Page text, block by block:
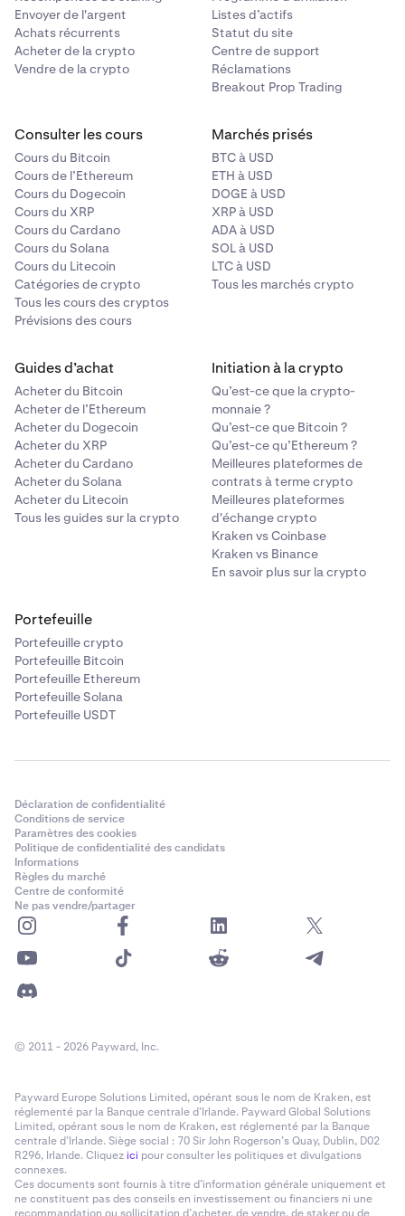
Vous ne pouvez pas obtenir de dommages-intérêts
punitifs, accessoires, consécutifs, spéciaux ou
multipliés, ni de pertes de profits.
renoncez irrévocablement à tout droit de demander
une injonction ou une réparation équitable.
Rien dans cette Section ne limite ou n'exclut toute
responsabilité qui ne peut être légalement limitée ou
exclue en vertu de la loi applicable.
Envoyer de l'argent
Achats récurrents
Acheter de la crypto
Vendre de la crypto
Listes d’actifs
Statut du site
Centre de support
Réclamations
Breakout Prop Trading
Consulter les cours
Cours du Bitcoin
Cours de l’Ethereum
Cours du Dogecoin
Cours du XRP
Cours du Cardano
Cours du Solana
Cours du Litecoin
Catégories de crypto
Tous les cours des cryptos
Prévisions des cours
Marchés prisés
BTC à USD
ETH à USD
DOGE à USD
XRP à USD
ADA à USD
SOL à USD
LTC à USD
Tous les marchés crypto
Guides d’achat
Acheter du Bitcoin
Acheter de l’Ethereum
Acheter du Dogecoin
Acheter du XRP
Acheter du Cardano
Acheter du Solana
Acheter du Litecoin
Tous les guides sur la crypto
Initiation à la crypto
Qu’est-ce que la crypto-
monnaie ?
Qu’est-ce que Bitcoin ?
Qu’est-ce qu’Ethereum ?
Meilleures plateformes de
contrats à terme crypto
Meilleures plateformes
d'échange crypto
Kraken vs Coinbase
Kraken vs Binance
En savoir plus sur la crypto
Portefeuille
Portefeuille crypto
Portefeuille Bitcoin
Portefeuille Ethereum
Portefeuille Solana
Portefeuille USDT
Déclaration de confidentialité
Conditions de service
Paramètres des cookies
Politique de confidentialité des candidats
Informations
Règles du marché
Centre de conformité
Ne pas vendre/partager
© 2011 - 2026 Payward, Inc.
Payward Europe Solutions Limited, opérant sous le nom de Kraken, est
réglementé par la Banque centrale d’Irlande. Payward Global Solutions
Limited, opérant sous le nom de Kraken, est réglementé par la Banque
centrale d’Irlande. Siège social : 70 Sir John Rogerson’s Quay, Dublin, D02
R296, Irlande. Cliquezici pour consulter les politiques et divulgations
connexes.
Ces documents sont fournis à titre d’information générale uniquement et
ne constituent pas des conseils en investissement ou financiers ni une